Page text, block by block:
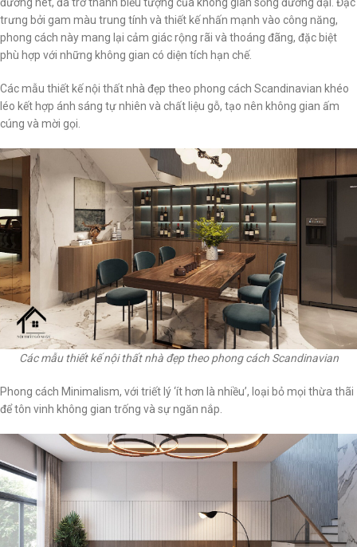
trưng bởi gam màu trung tính và thiết kế nhấn mạnh vào công năng,
phong cách này mang lại cảm giác rộng rãi và thoáng đãng, đặc biệt
phù hợp với những không gian có diện tích hạn chế.
Các mẫu thiết kế nội thất nhà đẹp theo phong cách Scandinavian khéo
léo kết hợp ánh sáng tự nhiên và chất liệu gỗ, tạo nên không gian ấm
cúng và mời gọi.
Các mẫu thiết kế nội thất nhà đẹp theo phong cách Scandinavian
Phong cách Minimalism, với triết lý ‘ít hơn là nhiều’, loại bỏ mọi thừa thãi
để tôn vinh không gian trống và sự ngăn nắp.